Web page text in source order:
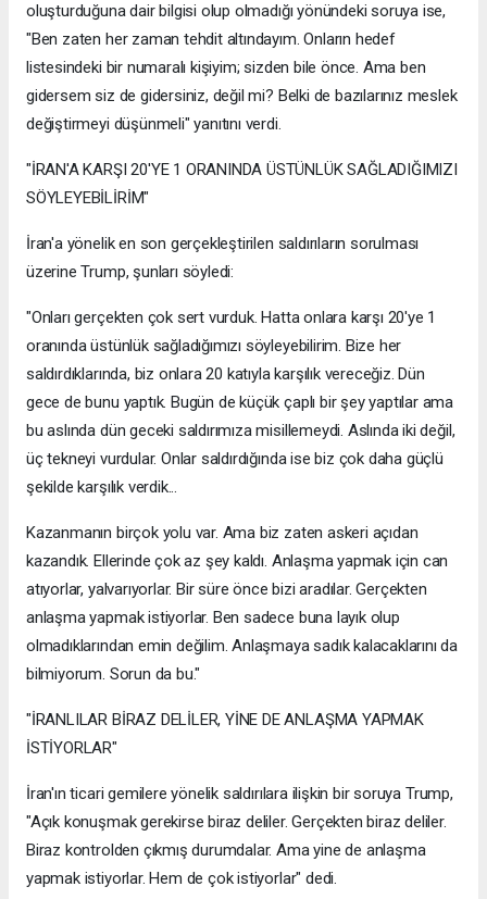
oluşturduğuna dair bilgisi olup olmadığı yönündeki soruya ise,
"Ben zaten her zaman tehdit altındayım. Onların hedef
listesindeki bir numaralı kişiyim; sizden bile önce. Ama ben
gidersem siz de gidersiniz, değil mi? Belki de bazılarınız meslek
değiştirmeyi düşünmeli" yanıtını verdi.
"İRAN'A KARŞI 20'YE 1 ORANINDA ÜSTÜNLÜK SAĞLADIĞIMIZI
SÖYLEYEBİLİRİM"
İran'a yönelik en son gerçekleştirilen saldırıların sorulması
üzerine Trump, şunları söyledi:
"Onları gerçekten çok sert vurduk. Hatta onlara karşı 20'ye 1
oranında üstünlük sağladığımızı söyleyebilirim. Bize her
saldırdıklarında, biz onlara 20 katıyla karşılık vereceğiz. Dün
gece de bunu yaptık. Bugün de küçük çaplı bir şey yaptılar ama
bu aslında dün geceki saldırımıza misillemeydi. Aslında iki değil,
üç tekneyi vurdular. Onlar saldırdığında ise biz çok daha güçlü
şekilde karşılık verdik...
Kazanmanın birçok yolu var. Ama biz zaten askeri açıdan
kazandık. Ellerinde çok az şey kaldı. Anlaşma yapmak için can
atıyorlar, yalvarıyorlar. Bir süre önce bizi aradılar. Gerçekten
anlaşma yapmak istiyorlar. Ben sadece buna layık olup
olmadıklarından emin değilim. Anlaşmaya sadık kalacaklarını da
bilmiyorum. Sorun da bu."
"İRANLILAR BİRAZ DELİLER, YİNE DE ANLAŞMA YAPMAK
İSTİYORLAR"
İran'ın ticari gemilere yönelik saldırılara ilişkin bir soruya Trump,
"Açık konuşmak gerekirse biraz deliler. Gerçekten biraz deliler.
Biraz kontrolden çıkmış durumdalar. Ama yine de anlaşma
yapmak istiyorlar. Hem de çok istiyorlar" dedi.